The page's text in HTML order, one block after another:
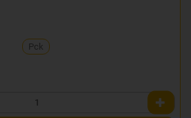
Pck